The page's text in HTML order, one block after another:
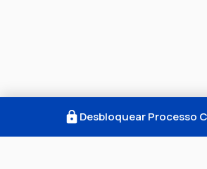
Desbloquear Processo